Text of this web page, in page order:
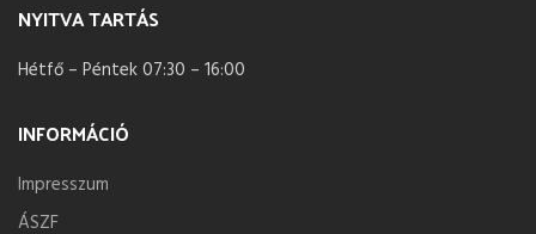
NYITVA TARTÁS
Hétfő – Péntek 07:30 – 16:00
INFORMÁCIÓ
Impresszum
ÁSZF